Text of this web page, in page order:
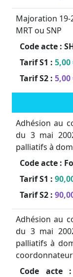
Majoration 19-
MRT ou SNP
Code acte :
Tarif S1 : 5,00
Tarif S2 : 5,00
Adhésion au
du 3 mai
palliatifs à
Code acte :
Tarif S1 :
Tarif S2 :
Adhésion au
du 3 mai
palliatifs à
Code acte :